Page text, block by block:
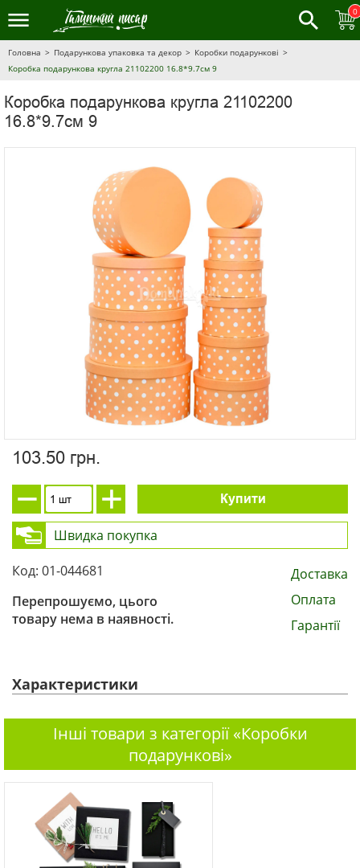
0
Головна Подарункова упаковка та декор
Коробки подарункові
Коробка подарункова кругла 21102200 16.8*9.7см 9
Коробка подарункова кругла 21102200
16.8*9.7см 9
103.50 грн.
Купити
Швидка покупка
Код: 01-044681
Перепрошуємо, цього
товару нема в наявності.
Доставка
Оплата
Гарантії
Характеристики
Інші товари з категорії «Коробки
подарункові»